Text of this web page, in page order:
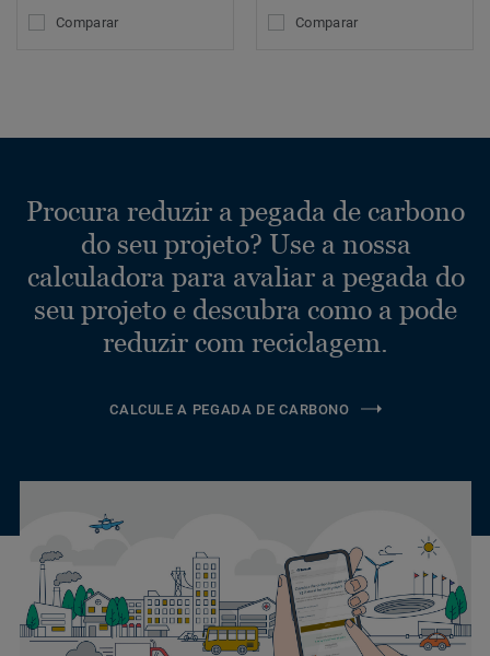
Comparar Comparar
Procura reduzir a pegada de carbono
do seu projeto? Use a nossa
calculadora para avaliar a pegada do
seu projeto e descubra como a pode
reduzir com reciclagem.
CALCULE A PEGADA DE CARBONO